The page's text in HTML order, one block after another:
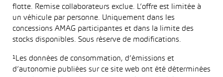
flotte. Remise collaborateurs exclue. L’offre est limitée à
un véhicule par personne. Uniquement dans les
concessions AMAG participantes et dans la limite des
stocks disponibles. Sous réserve de modifications.
¹Les données de consommation, d’émissions et
d’autonomie publiées sur ce site web ont été déterminées